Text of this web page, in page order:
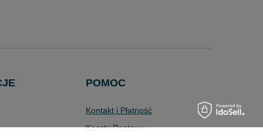
POMOC
Kontakt i Płatność
Koszty Dostawy